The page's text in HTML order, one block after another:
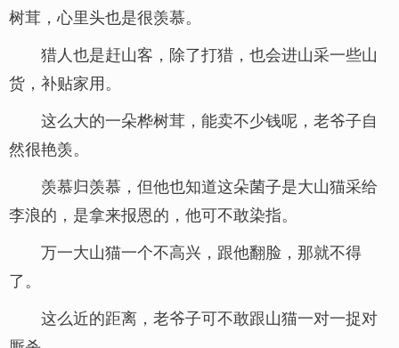
树茸，心里头也是很羡慕。
猎人也是赶山客，除了打猎，也会进山采一些山
货，补贴家用。
这么大的一朵桦树茸，能卖不少钱呢，老爷子自
然很艳羡。
羡慕归羡慕，但他也知道这朵菌子是大山猫采给
李浪的，是拿来报恩的，他可不敢染指。
万一大山猫一个不高兴，跟他翻脸，那就不得
了。
这么近的距离，老爷子可不敢跟山猫一对一捉对